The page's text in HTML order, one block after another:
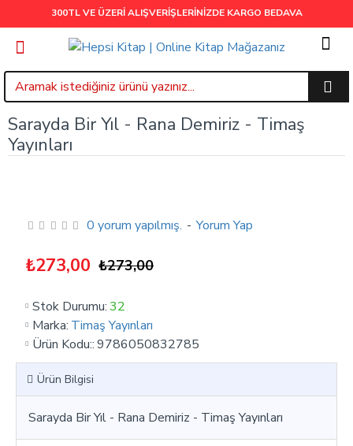
300TL VE ÜZERİ ALIŞVERİŞLERİNİZDE KARGO BEDAVA
Sarayda Bir Yıl - Rana Demiriz - Timaş
Yayınları
Stok Durumu:32
Marka: Timaş Yayınları
Ürün Kodu::9786050832785
0 yorum yapılmış. - Yorum Yap
₺273,00 ₺273,00
Ürün Bilgisi
Sarayda Bir Yıl - Rana Demiriz - Timaş Yayınları